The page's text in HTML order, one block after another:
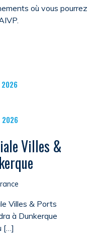
où vous pourrez
2026
2026
Villes &
Villes & Ports
à Dunkerque
[…]